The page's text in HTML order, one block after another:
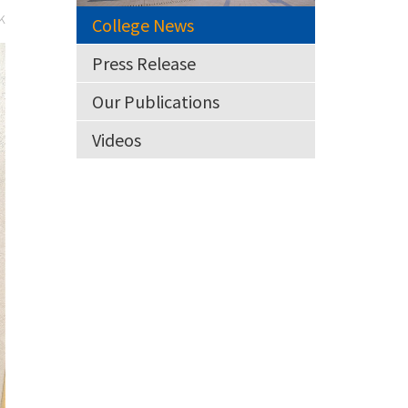
College News
Press Release
Our Publications
Videos